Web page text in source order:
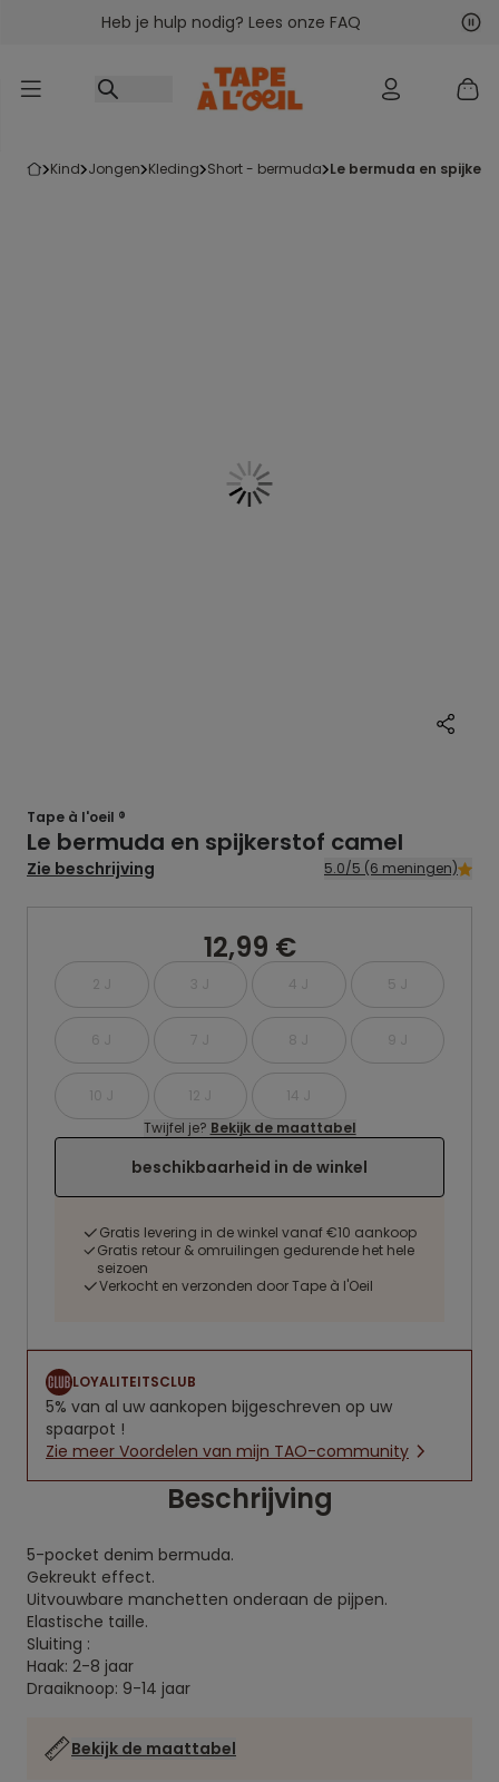
Ga naar inhoudHeb je hulp nodig? Lees onze FAQ
kind jongen kleding short - bermuda le bermuda en
Tape à l'oeil ®
Le bermuda en spijkerstof camel
Zie beschrijving 5.0/5 (6 meningen)
12,99 €
2 J 3 J 4 J 5 J
6 J 7 J 8 J 9 J
10 J 12 J
14 J
Twijfel je? Bekijk de maattabel
beschikbaarheid in de winkel
Gratis levering in de winkel vanaf €10 aankoop
Gratis retour & omruilingen gedurende het hele
seizoen
Verkocht en verzonden door Tape à l'Oeil
LOYALITEITSCLUB
5% van al uw aankopen bijgeschreven op uw
spaarpot !
Zie meer Voordelen van mijn TAO-community
Beschrijving
5-pocket denim bermuda.
Gekreukt effect.
Uitvouwbare manchetten onderaan de pijpen.
Elastische taille.
Sluiting :
Haak: 2-8 jaar
Draaiknoop: 9-14 jaar
Bekijk de maattabel